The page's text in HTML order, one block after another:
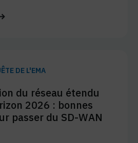
DE L'EMA
du réseau étendu
2026 : bonnes
passer du SD-WAN